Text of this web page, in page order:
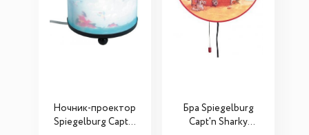
Ночник-проектор
Spiegelburg Capt'n
Бра Spiegelburg
Capt'n Sharky